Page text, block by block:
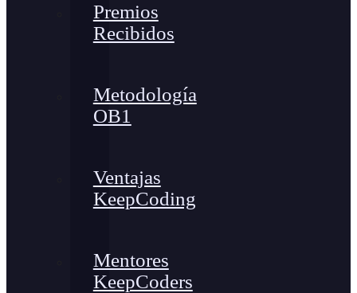
Premios
Recibidos
Metodología
OB1
Ventajas
KeepCoding
Mentores
KeepCoders